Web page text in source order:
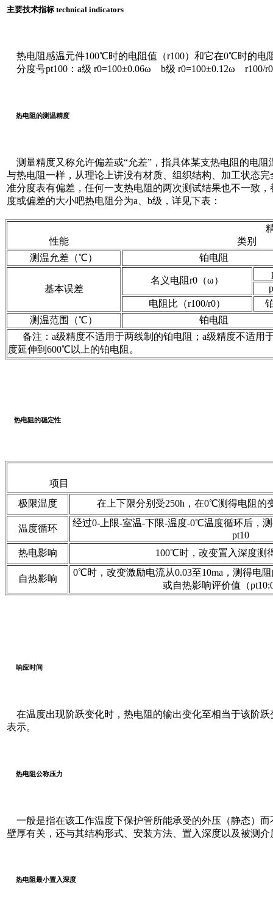
主要技术指标 technical indicators
热电阻感温元件100℃时的电阻值（r100）和它在0℃时的电
分度号pt100：a级 r0=100±0.06ω b级 r0=100±0.12ω r100/
热电阻的测温精度
测量精度又称允许偏差或“允差”，指具体某支热电阻的电
与热电阻一样，从理论上讲没有材质、组织结构、加工状态
准分度表有偏差，任何一支热电阻的两次测试结果也不一致
度或偏差的大小吧热电阻分为a、b级，详见下表：
性能 类别
测温允差（℃）
铂电阻
基本误差
名义电阻r0（ω）
电阻比（r100/r0）
测温范围（℃）
铂电阻
备注：a级精度不适用于两线制的铂电阻；a级精度不适用
度延伸到600℃以上的铂电阻。
热电阻的稳定性
项目 内
极限温度
在上下限分别受250h，在0℃测得电阻的
温度循环
经过0-上限-室温-下限-温度-0℃温度循环后，
pt10
热电影响
100℃时，改变置入深度测
自热影响
0℃时，改变激励电流从0.03至10ma，测得电
或自热影响评价值（
响应时间
在温度出现阶跃变化时，热电阻的输出变化至相当于该阶跃
表示。
热电阻公称压力
一般是指在该工作温度下保护管所能承受的外压（静态）
壁厚有关，还与其结构形式、安装方法、置入深度以及被测
热电阻最小置入深度